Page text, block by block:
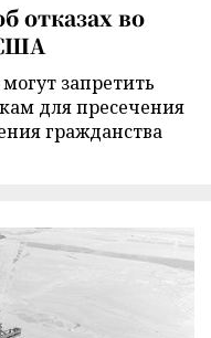
отказах во
запретить
для пресечения
гражданства